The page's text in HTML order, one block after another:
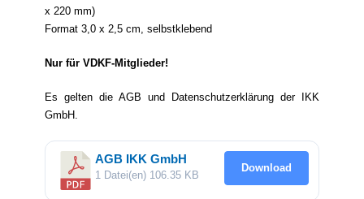
x 220 mm)
Format 3,0 x 2,5 cm, selbstklebend
Nur für VDKF-Mitglieder!
Es gelten die AGB und Datenschutzerklärung der IKK
GmbH.
AGB IKK GmbH
1 Datei(en) 106.35 KB
Download